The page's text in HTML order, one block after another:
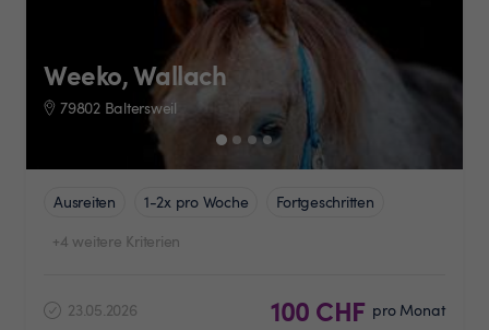
Weeko, Wallach
79802 Baltersweil
Ausreiten 1-2x pro Woche
Fortgeschritten
+4 weitere Kriterien
23.05.2026 100 CHF pro Monat